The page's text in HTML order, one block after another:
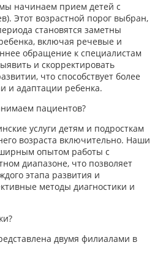
начинаем прием детей с
Этот возрастной порог выбран,
становятся заметны
включая речевые и
обращение к специалистам
и скорректировать
что способствует более
и адаптации ребенка.​
пациентов?
услуги детям и подросткам
возраста включительно. Наши
опытом работы с
диапазоне, что позволяет
этапа развития и
методы диагностики и
двумя филиалами в